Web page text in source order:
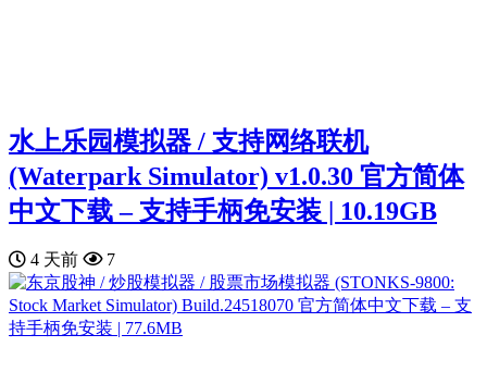
水上乐园模拟器 / 支持网络联机
(Waterpark Simulator) v1.0.30 官方简体
中文下载 – 支持手柄免安装 | 10.19GB
4 天前 7